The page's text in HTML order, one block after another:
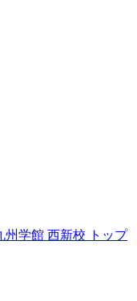
州学館 西新校 トップ